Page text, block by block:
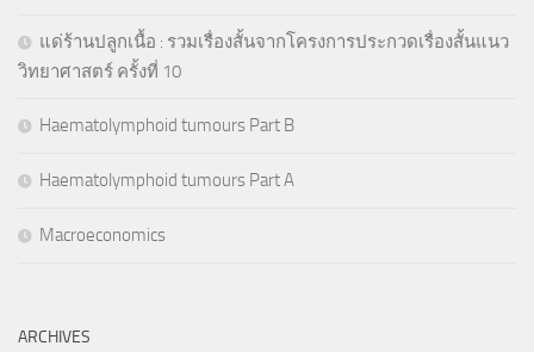
แด่ร้านปลูกเนื้อ : รวมเรื่องสั้นจากโครงการประกวดเรื่องสั้นแนว
วิทยาศาสตร์ ครั้งที่ 10
Haematolymphoid tumours Part B
Haematolymphoid tumours Part A
Macroeconomics
ARCHIVES